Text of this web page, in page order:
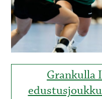
MAINOSTAJILLE
Grankulla